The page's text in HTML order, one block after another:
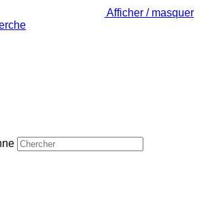
Afficher / masquer